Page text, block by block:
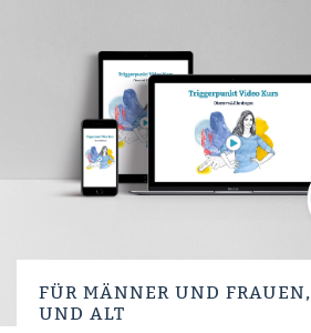
FÜR MÄNNER UND
UND ALT